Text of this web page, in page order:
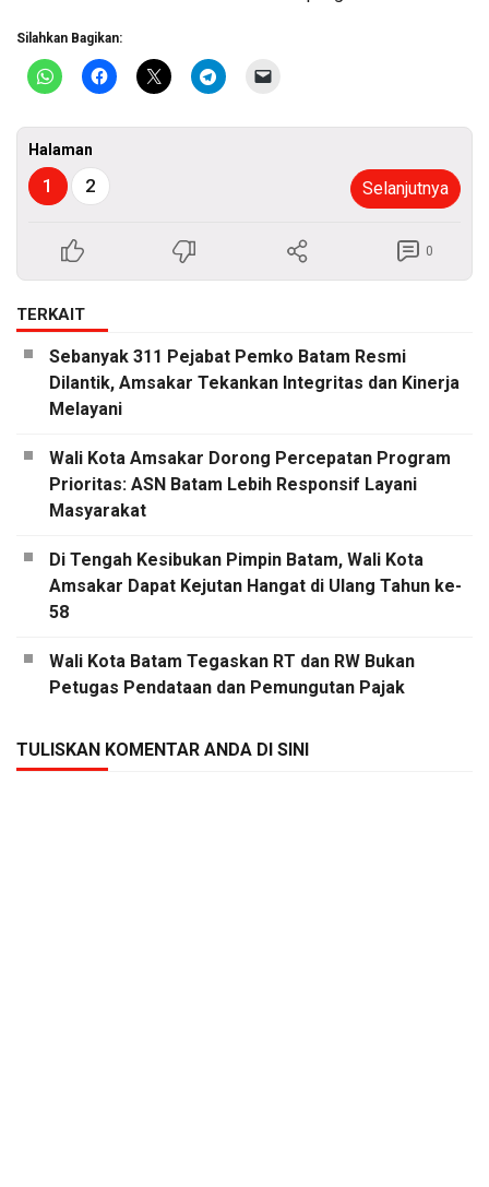
Silahkan Bagikan:
Halaman
1 2 Selanjutnya
0
TERKAIT
Sebanyak 311 Pejabat Pemko Batam Resmi
Dilantik, Amsakar Tekankan Integritas dan Kinerja
Melayani
Wali Kota Amsakar Dorong Percepatan Program
Prioritas: ASN Batam Lebih Responsif Layani
Masyarakat
Di Tengah Kesibukan Pimpin Batam, Wali Kota
Amsakar Dapat Kejutan Hangat di Ulang Tahun ke-
58
Wali Kota Batam Tegaskan RT dan RW Bukan
Petugas Pendataan dan Pemungutan Pajak
TULISKAN KOMENTAR ANDA DI SINI